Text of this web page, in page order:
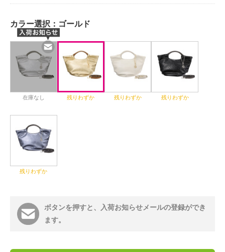
カラー選択： ゴールド
在庫なし 残りわずか 残りわずか 残りわずか
残りわずか
ボタンを押すと、入荷お知らせメールの登録ができ
ます。